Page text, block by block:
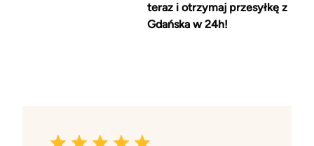
teraz i otrzymaj przesyłkę z
Gdańska w 24h!